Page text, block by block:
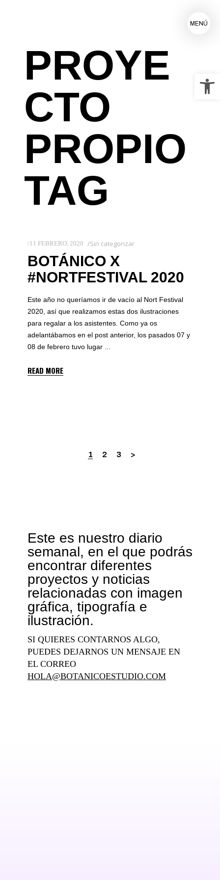
MENÚ
PROYE
CTO
PROPIO
TAG
11 FEBRERO, 2020 Sin categorizar
BOTÁNICO X
#NORTFESTIVAL 2020
Este año no queríamos ir de vacío al Nort Festival
2020, así que realizamos estas dos ilustraciones
para regalar a los asistentes. Como ya os
adelantábamos en el post anterior, los pasados 07 y
08 de febrero tuvo lugar
READ MORE
1 2 3
Este es nuestro diario
semanal, en el que podrás
encontrar diferentes
proyectos y noticias
relacionadas con imagen
gráfica, tipografía e
ilustración.
SI QUIERES CONTARNOS ALGO,
PUEDES DEJARNOS UN MENSAJE EN
EL CORREO
HOLA@BOTANICOESTUDIO.COM